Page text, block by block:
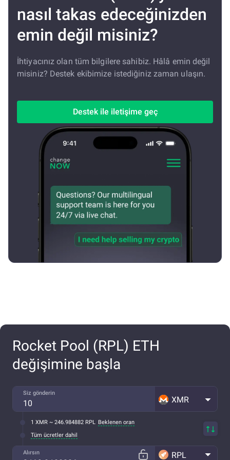
nasıl takas edeceğinizden
emin değil misiniz?
İhtiyacınız olan tüm bilgilere sahibiz. Hâlâ emin değil
misiniz? Destek ekibimize istediğiniz zaman ulaşın.
Destek ile iletişime geç
Rocket Pool (RPL) ETH
değişimine başla
Siz gönderin
XMR
1 XMR ~ 246.984882 RPL Beklenen oran
Tüm ücretler dahil
Alırsın RPL